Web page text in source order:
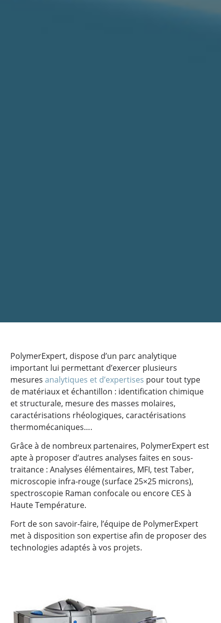
PolymerExpert, dispose d’un parc analytique
important lui permettant d’exercer plusieurs
mesures analytiques et d’expertises pour tout type
de matériaux et échantillon : identification chimique
et structurale, mesure des masses molaires,
caractérisations rhéologiques, caractérisations
thermomécaniques….
Grâce à de nombreux partenaires, PolymerExpert est
apte à proposer d’autres analyses faites en sous-
traitance : Analyses élémentaires, MFI, test Taber,
microscopie infra-rouge (surface 25×25 microns),
spectroscopie Raman confocale ou encore CES à
Haute Température.
Fort de son savoir-faire, l’équipe de PolymerExpert
met à disposition son expertise afin de proposer des
technologies adaptés à vos projets.